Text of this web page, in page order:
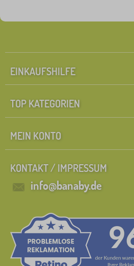
EINKAUFSHILFE
TOP KATEGORIEN
MEIN KONTO
KONTAKT / IMPRESSUM
info@banaby.de